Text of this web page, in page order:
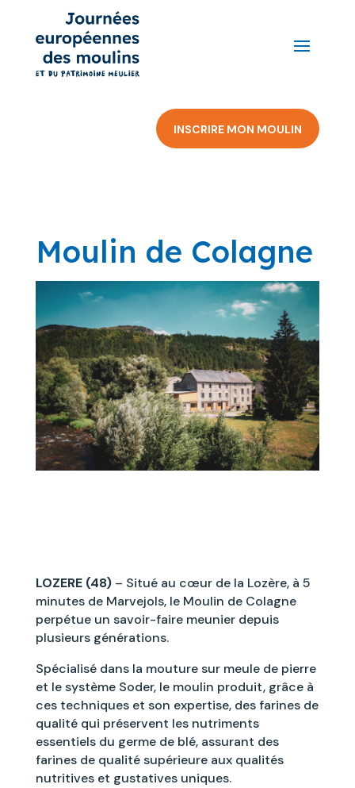
INSCRIRE MON MOULIN
Moulin de Colagne
LOZERE (48)– Situé au cœur de la Lozère, à 5
minutes de Marvejols, le Moulin de Colagne
perpétue un savoir-faire meunier depuis
plusieurs générations.
Spécialisé dans la mouture sur meule de pierre
et le système Soder, le moulin produit, grâce à
ces techniques et son expertise, des farines de
qualité qui préservent les nutriments
essentiels du germe de blé, assurant des
farines de qualité supérieure aux qualités
nutritives et gustatives uniques.